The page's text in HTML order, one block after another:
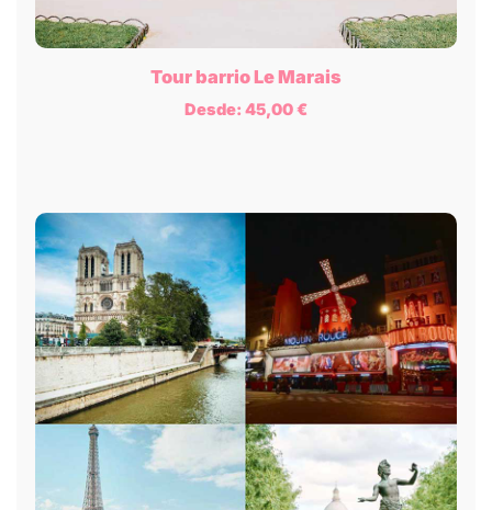
Tour barrio Le Marais
Desde: 45,00€